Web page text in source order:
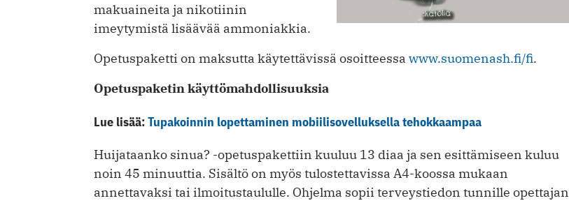
makuaineita ja nikotiinin
imeytymistä lisäävää ammoniakkia.
Opetuspaketti on maksutta käytettävissä osoitteessa www.suomenash.fi/fi.
Opetuspaketin käyttömahdollisuuksia
Lue lisää:Tupakoinnin lopettaminen mobiilisovelluksella tehokkaampaa
Huijataanko sinua? -opetuspakettiin kuuluu 13 diaa ja sen esittämiseen kuluu
noin 45 minuuttia. Sisältö on myös tulostettavissa A4-koossa mukaan
annettavaksi tai ilmoitustaululle. Ohjelma sopii terveystiedon tunnille opettajan